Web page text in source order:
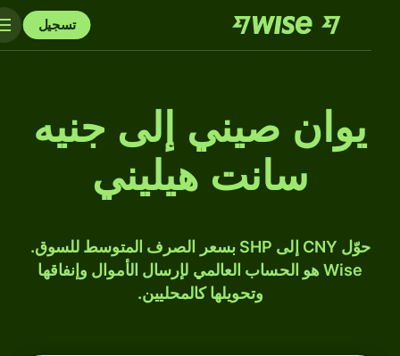
تسجيل
يوان صيني إلى جنيه
سانت هيليني
حوّل CNY إلى SHP بسعر الصرف المتوسط للسوق.
Wise هو الحساب العالمي لإرسال الأموال وإنفاقها
وتحويلها كالمحليين.